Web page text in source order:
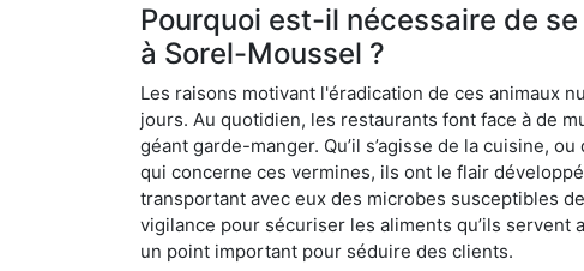
Pourquoi est-il nécessaire de
à Sorel-Moussel ?
Les raisons motivant l'éradication de ces animaux
jours. Au quotidien, les restaurants font face à de
géant garde-manger. Qu’il s’agisse de la cuisine,
qui concerne ces vermines, ils ont le flair
transportant avec eux des microbes susceptibles
vigilance pour sécuriser les aliments qu’ils servent
un point important pour séduire des clients.